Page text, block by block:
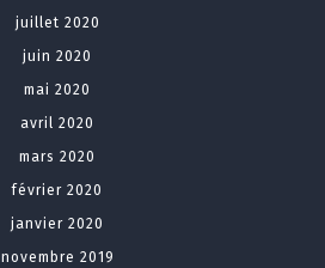
juillet 2020
juin 2020
mai 2020
avril 2020
mars 2020
février 2020
janvier 2020
novembre 2019